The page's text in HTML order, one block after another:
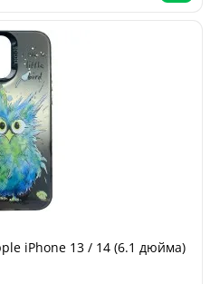
iPhone 13 / 14 (6.1 дюйма)